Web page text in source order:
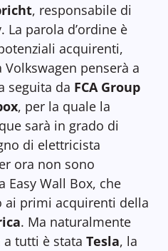
, responsabile di
La parola d’ordine è
acquirenti,
penserà a
seguita da FCA Group
, per la quale la
sarà in grado di
di elettricista
ora non sono
Easy Wall Box, che
ai primi acquirenti della
. Ma naturalmente
tutti è stata Tesla, la